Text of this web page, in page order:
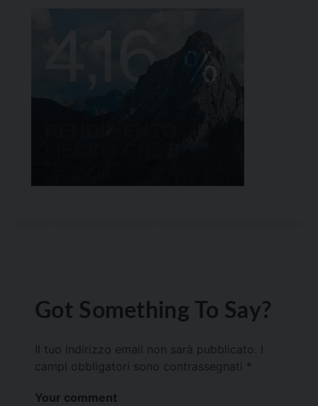
Got Something To Say?
Il tuo indirizzo email non sarà pubblicato.
campi obbligatori sono contrassegnati *
Your comment